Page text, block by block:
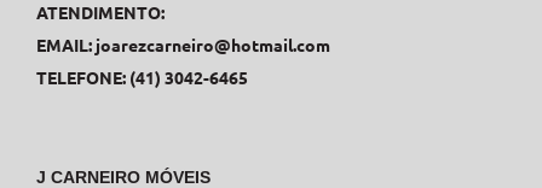
ATENDIMENTO:
EMAIL: joarezcarneiro@hotmail.com
TELEFONE: (41) 3042-6465
J CARNEIRO MÓVEIS